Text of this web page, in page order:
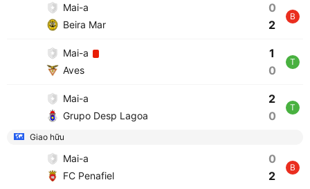
Mai-a
Beira Mar
0
2
B
Mai-a
Aves
1
0
T
Mai-a
Grupo Desp Lagoa
2
0
T
Giao hữu
Mai-a
FC Penafiel
0
2
B